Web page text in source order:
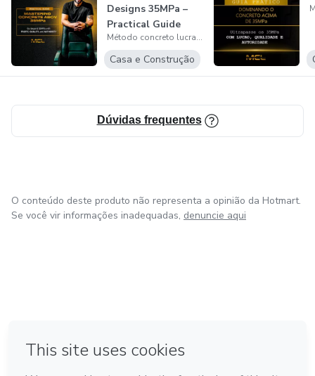
Designs 35MPa –
Practical Guide
Método concreto lucrativo
Casa e Construção
Dúvidas frequentes
O conteúdo deste produto não representa a opinião da Hotmart.
Se você vir informações inadequadas, denuncie aqui
Feito com ❤ na Cidade do México